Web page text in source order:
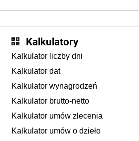
Kalkulatory
Kalkulator liczby dni
Kalkulator dat
Kalkulator wynagrodzeń
Kalkulator brutto-netto
Kalkulator umów zlecenia
Kalkulator umów o dzieło